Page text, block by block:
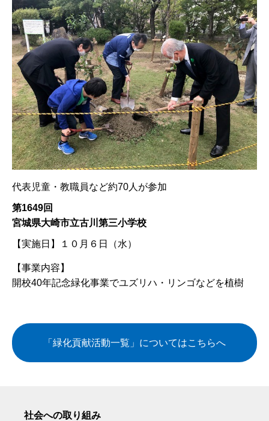
代表児童・教職員など約70人が参加
第1649回
宮城県大崎市立古川第三小学校
【実施日】 １０月６日（水）
【事業内容】
開校40年記念緑化事業でユズリハ・リンゴなどを植樹
「緑化貢献活動一覧」についてはこちらへ
社会への取り組み